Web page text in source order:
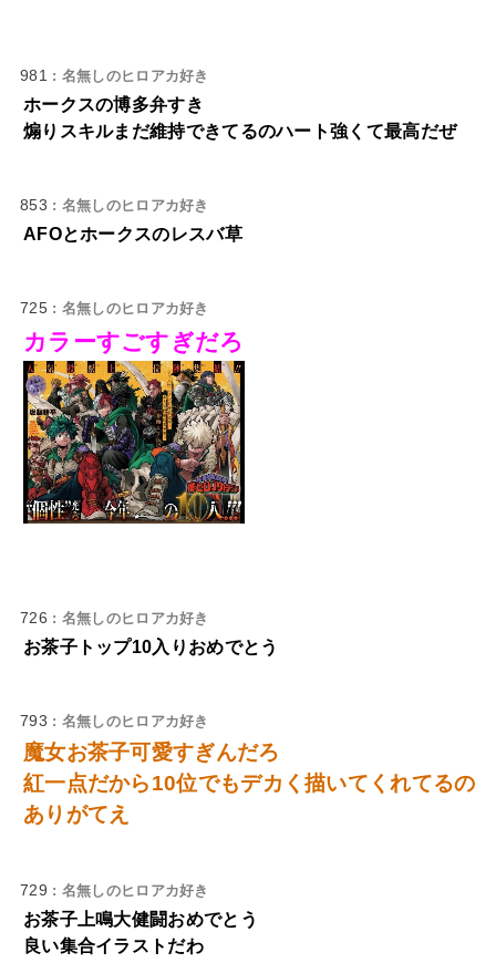
981 : 名無しのヒロアカ好き
ホークスの博多弁すき
煽りスキルまだ維持できてるのハート強くて最高だぜ
853 : 名無しのヒロアカ好き
AFOとホークスのレスバ草
725 : 名無しのヒロアカ好き
カラーすごすぎだろ
726 : 名無しのヒロアカ好き
お茶子トップ10入りおめでとう
793 : 名無しのヒロアカ好き
魔女お茶子可愛すぎんだろ
紅一点だから10位でもデカく描いてくれてるの
ありがてえ
729 : 名無しのヒロアカ好き
お茶子上鳴大健闘おめでとう
良い集合イラストだわ